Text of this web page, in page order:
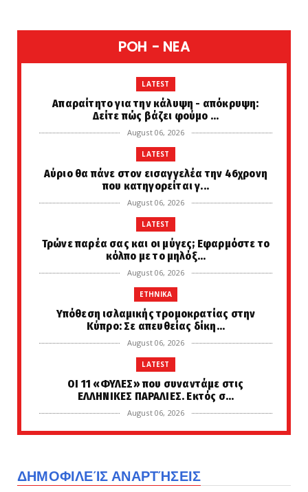
POH - NEA
LATEST
Απαραίτητο για την κάλυψη - απόκρυψη:
Δείτε πώς βάζει φούμο ...
August 06, 2026
LATEST
Αύριο θα πάνε στον εισαγγελέα την 46χρονη
που κατηγορείται γ...
August 06, 2026
LATEST
Τρώνε παρέα σας και οι μύγες; Εφαρμόστε το
κόλπο με το μηλόξ...
August 06, 2026
ETHNIKA
Υπόθεση ισλαμικής τρομοκρατίας στην
Κύπρο: Σε απευθείας δίκη...
August 06, 2026
LATEST
ΟΙ 11 «ΦΥΛΕΣ» που συναντάμε στις
ΕΛΛΗΝΙΚΕΣ ΠΑΡΑΛΙΕΣ. Εκτός σ...
August 06, 2026
FAVORI
August 06, 2026
ΔΗΜΟΦΙΛΕΊΣ ΑΝΑΡΤΉΣΕΙΣ